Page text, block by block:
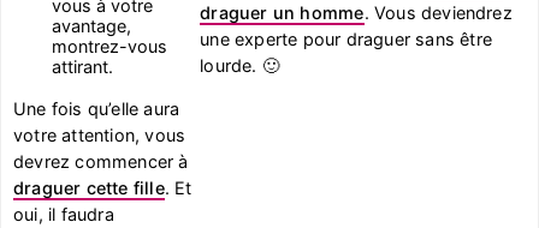
vous à votre
avantage,
montrez-vous
attirant.
Une fois qu’elle aura
votre attention, vous
devrez commencer à
draguer cette fille. Et
oui, il faudra
draguer un homme. Vous deviendrez
une experte pour draguer sans être
lourde. 🙂